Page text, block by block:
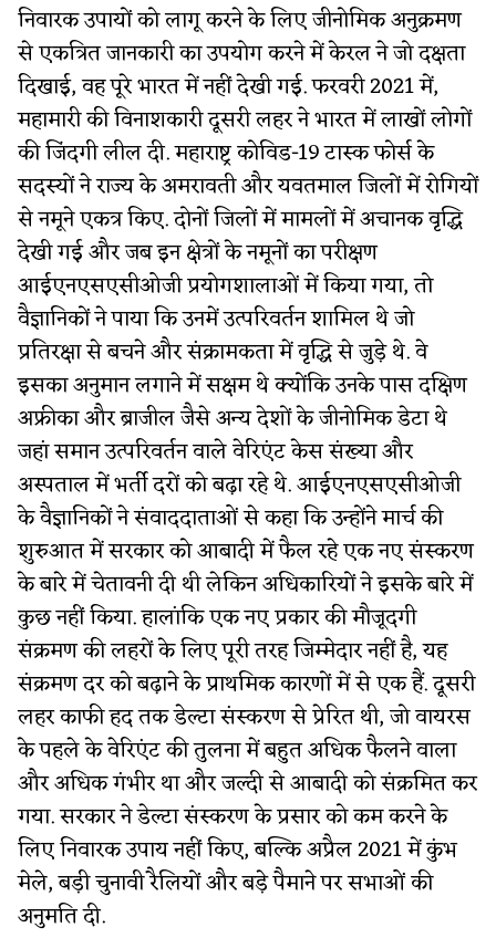
निवारक उपायों को लागू करने के लिए जीनोमिक अनुक्रमण
से एकत्रित जानकारी का उपयोग करने में केरल ने जो दक्षता
दिखाई, वह पूरे भारत में नहीं देखी गई. फरवरी 2021 में,
महामारी की विनाशकारी दूसरी लहर ने भारत में लाखों लोगों
की जिंदगी लील दी. महाराष्ट्र कोविड-19 टास्क फोर्स के
सदस्यों ने राज्य के अमरावती और यवतमाल जिलों में रोगियों
से नमूने एकत्र किए. दोनों जिलों में मामलों में अचानक वृद्धि
देखी गई और जब इन क्षेत्रों के नमूनों का परीक्षण
आईएनएसएसीओजी प्रयोगशालाओं में किया गया, तो
वैज्ञानिकों ने पाया कि उनमें उत्परिवर्तन शामिल थे जो
प्रतिरक्षा से बचने और संक्रामकता में वृद्धि से जुड़े थे. वे
इसका अनुमान लगाने में सक्षम थे क्योंकि उनके पास दक्षिण
अफ्रीका और ब्राजील जैसे अन्य देशों के जीनोमिक डेटा थे
जहां समान उत्परिवर्तन वाले वेरिएंट केस संख्या और
अस्पताल में भर्ती दरों को बढ़ा रहे थे. आईएनएसएसीओजी
के वैज्ञानिकों ने संवाददाताओं से कहा कि उन्होंने मार्च की
शुरुआत में सरकार को आबादी में फैल रहे एक नए संस्करण
के बारे में चेतावनी दी थी लेकिन अधिकारियों ने इसके बारे में
कुछ नहीं किया. हालांकि एक नए प्रकार की मौजूदगी
संक्रमण की लहरों के लिए पूरी तरह जिम्मेदार नहीं है, यह
संक्रमण दर को बढ़ाने के प्राथमिक कारणों में से एक हैं. दूसरी
लहर काफी हद तक डेल्टा संस्करण से प्रेरित थी, जो वायरस
के पहले के वेरिएंट की तुलना में बहुत अधिक फैलने वाला
और अधिक गंभीर था और जल्दी से आबादी को संक्रमित कर
गया. सरकार ने डेल्टा संस्करण के प्रसार को कम करने के
लिए निवारक उपाय नहीं किए, बल्कि अप्रैल 2021 में कुंभ
मेले, बड़ी चुनावी रैलियों और बड़े पैमाने पर सभाओं की
अनुमति दी.